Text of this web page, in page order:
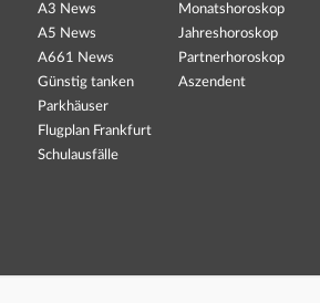
A3 News
A5 News
A661 News
Günstig tanken
Parkhäuser
Flugplan Frankfurt
Schulausfälle
Monatshoroskop
Jahreshoroskop
Partnerhoroskop
Aszendent